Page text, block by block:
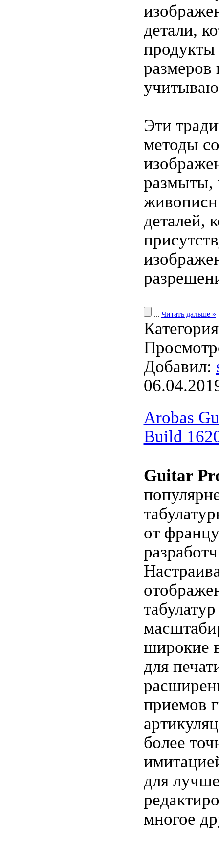
детали,
продукты
размеров
Эти
методы
размыты,
деталей,
... Читать дальше »
Добавил:
Arobas
Build
Guitar
от
широкие
для
приемов
более
для
многое